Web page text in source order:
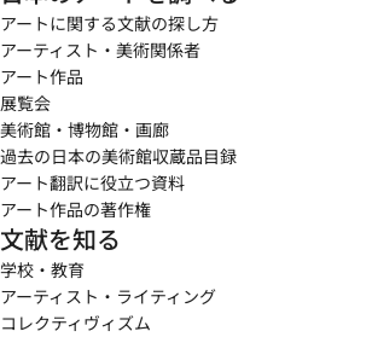
アートに関する文献の探し方
アーティスト・美術関係者
アート作品
展覧会
美術館・博物館・画廊
過去の日本の美術館収蔵品目録
アート翻訳に役立つ資料
アート作品の著作権
文献を知る
学校・教育
アーティスト・ライティング
コレクティヴィズム